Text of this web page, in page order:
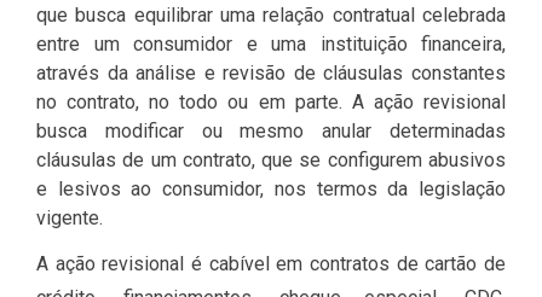
que busca equilibrar uma relação contratual celebrada
entre um consumidor e uma instituição financeira,
através da análise e revisão de cláusulas constantes
no contrato, no todo ou em parte. A ação revisional
busca modificar ou mesmo anular determinadas
cláusulas de um contrato, que se configurem abusivos
e lesivos ao consumidor, nos termos da legislação
vigente.
A ação revisional é cabível em contratos de cartão de